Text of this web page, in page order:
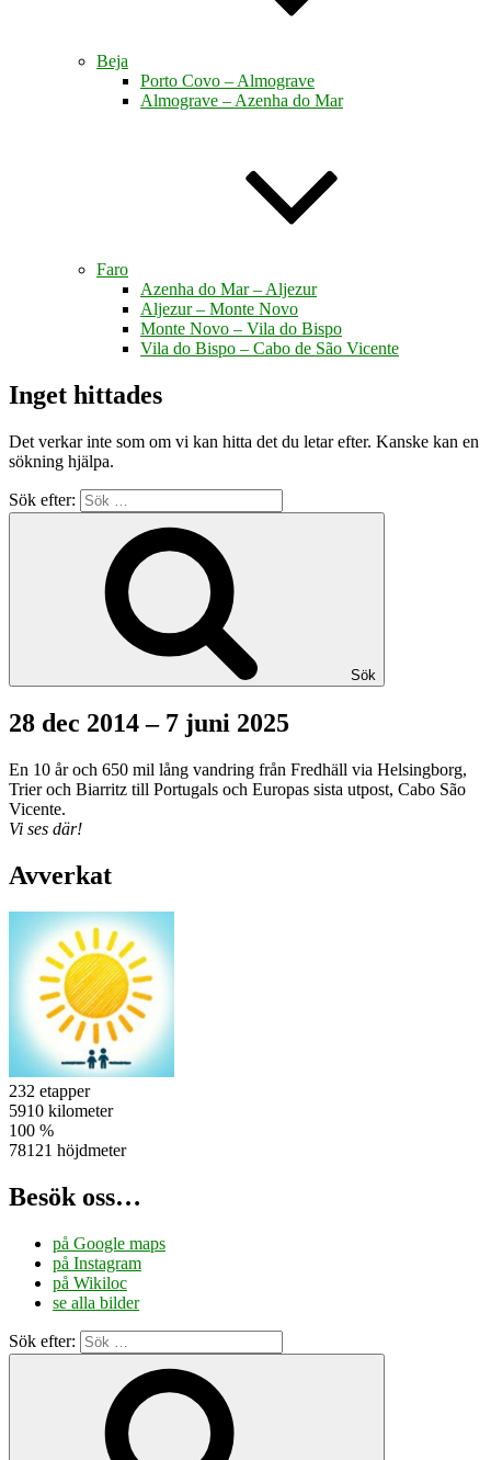
Beja
Porto Covo – Almograve
Almograve – Azenha do Mar
Faro
Azenha do Mar – Aljezur
Aljezur – Monte Novo
Monte Novo – Vila do Bispo
Vila do Bispo – Cabo de São Vicente
Inget hittades
Det verkar inte som om vi kan hitta det du letar efter. Kanske kan en
sökning hjälpa.
Sök efter:
Sök
28 dec 2014 – 7 juni 2025
En 10 år och 650 mil lång vandring från Fredhäll via Helsingborg,
Trier och Biarritz till Portugals och Europas sista utpost, Cabo São
Vicente.
Vi ses där!
Avverkat
232 etapper
5910 kilometer
100 %
78121 höjdmeter
Besök oss…
på Google maps
på Instagram
på Wikiloc
se alla bilder
Sök efter: